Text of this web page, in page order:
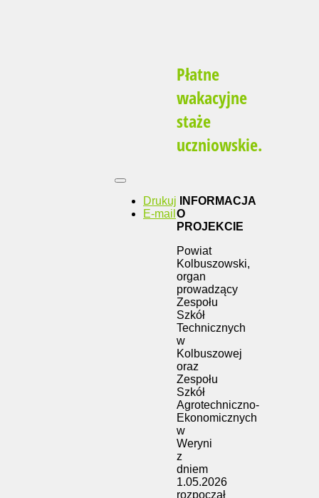
Płatne
wakacyjne
staże
uczniowskie.
Drukuj
E-mail
INFORMACJA
O
PROJEKCIE
Powiat
Kolbuszowski,
organ
prowadzący
Zespołu
Szkół
Technicznych
w
Kolbuszowej
oraz
Zespołu
Szkół
Agrotechniczno-
Ekonomicznych
w
Weryni
z
dniem
1.05.2026
rozpoczął